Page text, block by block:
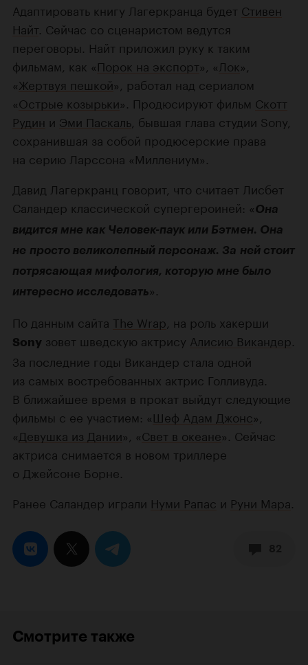
Адаптировать книгу Лагеркранца будет Стивен
Найт . Сейчас со сценаристом ведутся
переговоры. Найт приложил руку к таким
фильмам, как «Порок на экспорт», «Лок»,
«Жертвуя пешкой», работал над сериалом
«Острые козырьки». Продюсируют фильм Скотт
Рудин и Эми Паскаль , бывшая глава студии Sony,
сохранившая за собой продюсерские права
на серию Ларссона «Миллениум».
Давид Лагеркранц говорит, что считает Лисбет
Саландер классической супергероиней: «Она
видится мне как Человек-паук или Бэтмен. Она
не просто великолепный персонаж. За ней стоит
потрясающая мифология, которую мне было
интересно исследовать».
По данным сайта The Wrap , на роль хакерши
Sony зовет шведскую актрису Алисию Викандер
За последние годы Викандер стала одной
из самых востребованных актрис Голливуда.
В ближайшее время в прокат выйдут следующие
фильмы с ее участием: «Шеф Aдам Джонс»,
«Девушка из Дании», «Свет в океане». Сейчас
актриса снимается в новом триллере
о Джейсоне Борне.
Ранее Саландер играли Нуми Рапас и Руни Мара
Смотрите также